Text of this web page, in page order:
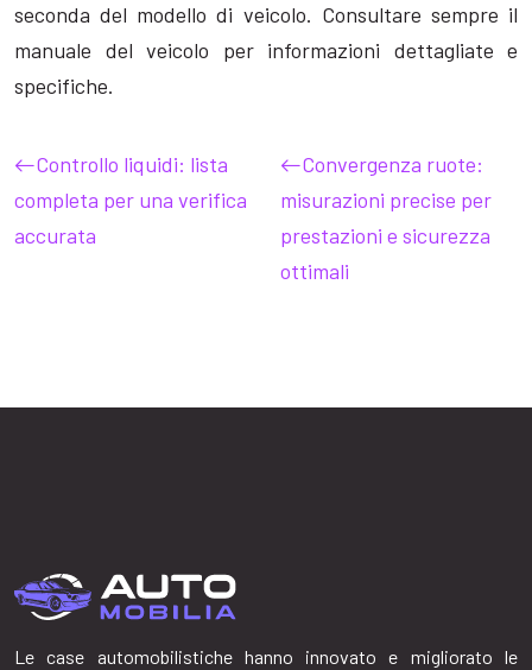
seconda del modello di veicolo. Consultare sempre il
manuale del veicolo per informazioni dettagliate e
specifiche.
Controllo liquidi: lista
completa per una verifica
accurata
Convergenza ruote:
misurazioni precise per
prestazioni e sicurezza
ottimali
Le case automobilistiche hanno innovato e migliorato le